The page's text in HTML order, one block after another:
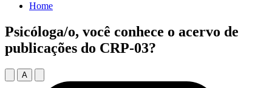
Home
Psicóloga/o, você conhece o acervo de
publicações do CRP-03?
A